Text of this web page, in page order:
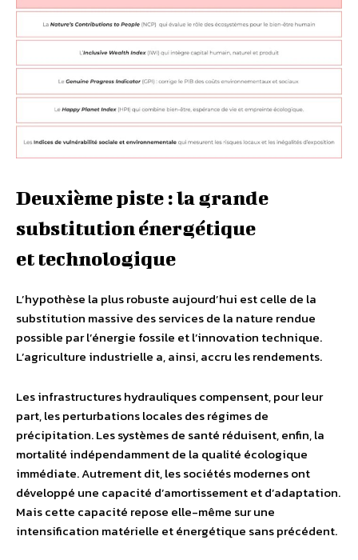
Deuxième piste : la grande
substitution énergétique
et technologique
L’hypothèse la plus robuste aujourd’hui est celle de la
substitution massive des services de la nature rendue
possible par l’énergie fossile et l’innovation technique.
L’agriculture industrielle a, ainsi, accru les rendements.
Les infrastructures hydrauliques compensent, pour leur
part, les perturbations locales des régimes de
précipitation. Les systèmes de santé réduisent, enfin, la
mortalité indépendamment de la qualité écologique
immédiate. Autrement dit, les sociétés modernes ont
développé une capacité d’amortissement et d’adaptation.
Mais cette capacité repose elle-même sur une
intensification matérielle et énergétique sans précédent.